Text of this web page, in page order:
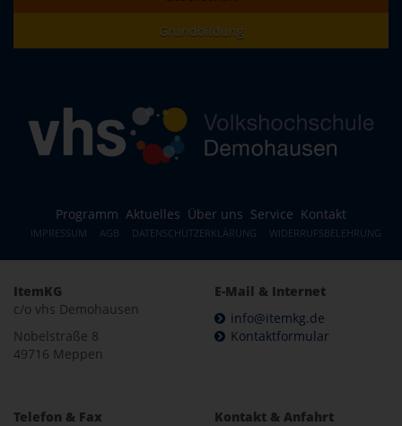
Grundbildung
Programm Aktuelles Über uns Service Kontakt
IMPRESSUM AGB DATENSCHUTZERKLÄRUNG WIDERRUFSBELEHRUNG
ItemKG
c/o vhs Demohausen
Nobelstraße 8
49716 Meppen
E-Mail & Internet
info@itemkg.de
Kontaktformular
Telefon & Fax
Kontakt & Anfahrt